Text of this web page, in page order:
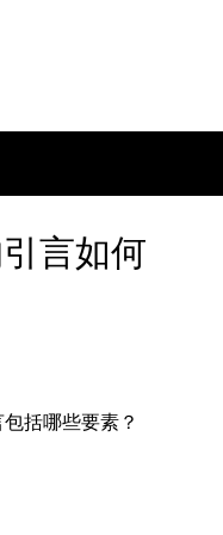
言如何
括哪些要素？